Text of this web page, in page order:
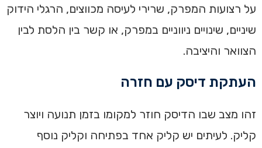
על רצועות המפרק, שרירי לעיסה מכווצים, הרגלי הידוק
שיניים, שינויים ניווניים במפרק, או קשר בין הלסת לבין
הצוואר והיציבה.
העתקת דיסק עם חזרה
זהו מצב שבו הדיסק חוזר למקומו בזמן תנועה ויוצר
קליק. לעיתים יש קליק אחד בפתיחה וקליק נוסף